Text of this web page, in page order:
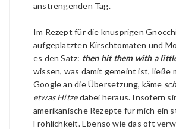
anstrengenden Tag.
Im Rezept für die knusprigen
aufgeplatzten Kirschtomaten und
es den Satz: then hit them with a
wissen, was damit gemeint ist, ließe
Google an die Übersetzung, käme
etwas Hitzedabei heraus. Insofern
amerikanische Rezepte für mich ein
Fröhlichkeit. Ebenso wie das oft